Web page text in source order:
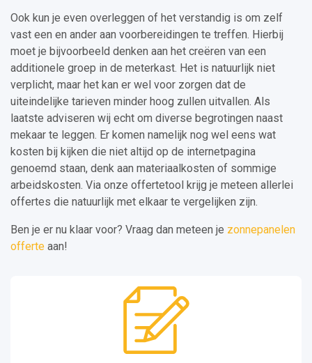
Ook kun je even overleggen of het verstandig is om zelf
vast een en ander aan voorbereidingen te treffen. Hierbij
moet je bijvoorbeeld denken aan het creëren van een
additionele groep in de meterkast. Het is natuurlijk niet
verplicht, maar het kan er wel voor zorgen dat de
uiteindelijke tarieven minder hoog zullen uitvallen. Als
laatste adviseren wij echt om diverse begrotingen naast
mekaar te leggen. Er komen namelijk nog wel eens wat
kosten bij kijken die niet altijd op de internetpagina
genoemd staan, denk aan materiaalkosten of sommige
arbeidskosten. Via onze offertetool krijg je meteen allerlei
offertes die natuurlijk met elkaar te vergelijken zijn.
Ben je er nu klaar voor? Vraag dan meteen je zonnepanelen
offerte aan!